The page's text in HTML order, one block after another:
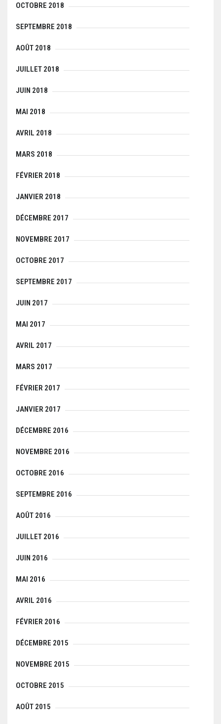
OCTOBRE 2018
SEPTEMBRE 2018
AOÛT 2018
JUILLET 2018
JUIN 2018
MAI 2018
AVRIL 2018
MARS 2018
FÉVRIER 2018
JANVIER 2018
DÉCEMBRE 2017
NOVEMBRE 2017
OCTOBRE 2017
SEPTEMBRE 2017
JUIN 2017
MAI 2017
AVRIL 2017
MARS 2017
FÉVRIER 2017
JANVIER 2017
DÉCEMBRE 2016
NOVEMBRE 2016
OCTOBRE 2016
SEPTEMBRE 2016
AOÛT 2016
JUILLET 2016
JUIN 2016
MAI 2016
AVRIL 2016
FÉVRIER 2016
DÉCEMBRE 2015
NOVEMBRE 2015
OCTOBRE 2015
AOÛT 2015